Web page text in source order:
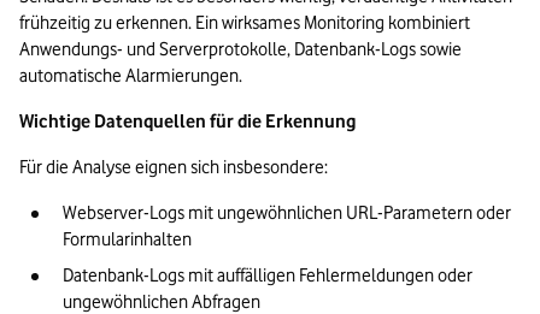
frühzeitig zu erkennen. Ein wirksames Monitoring kombiniert
Anwendungs- und Serverprotokolle, Datenbank-Logs sowie
automatische Alarmierungen.
Wichtige Datenquellen für die Erkennung
Für die Analyse eignen sich insbesondere:
Webserver-Logs mit ungewöhnlichen URL-Parametern oder
Formularinhalten
Datenbank-Logs mit auffälligen Fehlermeldungen oder
ungewöhnlichen Abfragen